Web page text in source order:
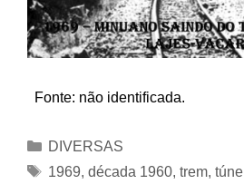
Fonte: não identificada.
Categorias
DIVERSAS
Tags
1969, década 1960, trem, túnel